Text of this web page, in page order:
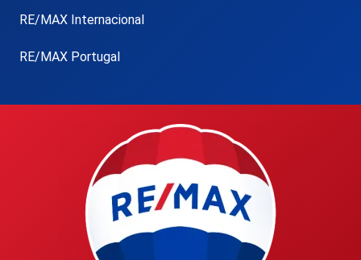
RE/MAX Internacional
RE/MAX Portugal